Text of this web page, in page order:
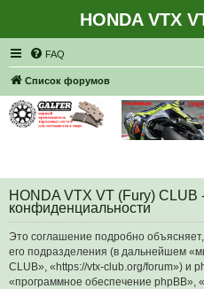
HONDA VTX
FAQ
Список форумов
HONDA VTX VT (Fury)
конфиденциальности
Это соглашение подробно
его подразделения (в дальнейшем
CLUB», «https://vtx-club.org/forum») и
«программное обеспечение phpBB»,